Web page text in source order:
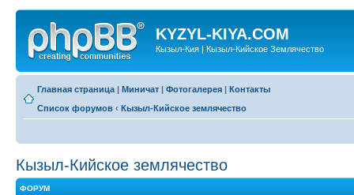
KYZYL-KIYA.COM
Кызыл-Кия | Кызыл-Кийское Землячество
Главная страница | Миничат | Фотогалерея | Контакты
Список форумов ‹ Кызыл-Кийское землячество
Кызыл-Кийское землячество
ФОРУМ